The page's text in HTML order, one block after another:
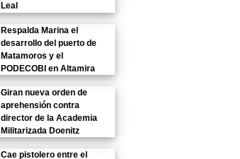
Leal
Respalda Marina el
desarrollo del puerto de
Matamoros y el
PODECOBI en Altamira
Giran nueva orden de
aprehensión contra
director de la Academia
Militarizada Doenitz
Cae pistolero entre el